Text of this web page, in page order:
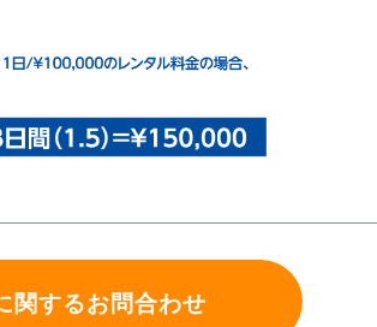
関するお問合わせ